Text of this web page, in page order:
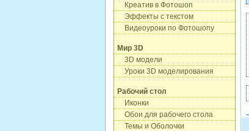
Креатив в Фотошоп
Эффекты с текстом
Видеоуроки по Фотошопу
Мир 3D
3D модели
Уроки 3D моделирования
Рабочий стол
Иконки
Обои для рабочего стола
Темы и Оболочки